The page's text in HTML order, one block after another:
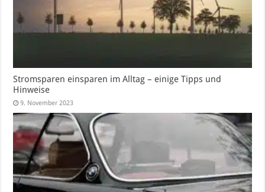
Stromsparen einsparen im Alltag – einige Tipps und
Hinweise
9. November 2023